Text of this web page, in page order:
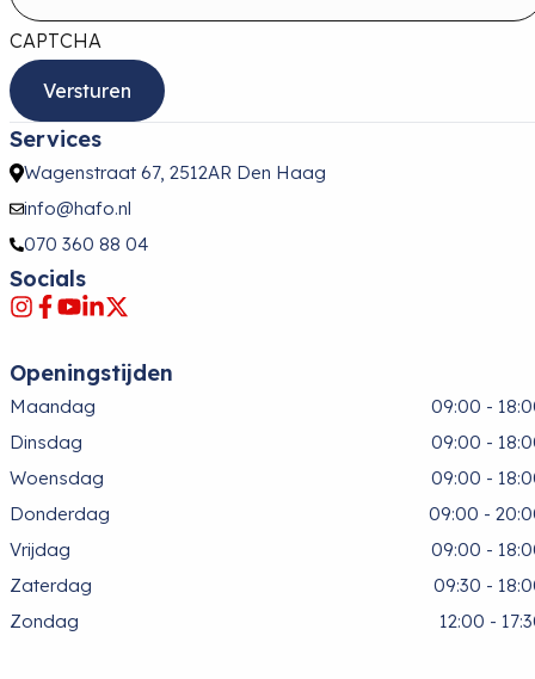
CAPTCHA
Services
Wagenstraat 67, 2512AR Den Haag
info@hafo.nl
070 360 88 04
Socials
Openingstijden
Maandag
09:00 -
Dinsdag
09:00 -
Woensdag
09:00 -
Donderdag
09:00 -
Vrijdag
09:00 -
Zaterdag
09:30 -
Zondag
12:00 -